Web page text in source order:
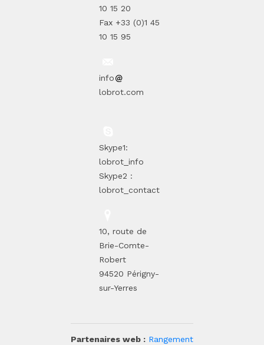
10 15 20
Fax +33 (0)1 45
10 15 95
info
lobrot.com
Skype1:
lobrot_info
Skype2 :
lobrot_contact
10, route de
Brie-Comte-
Robert
94520 Périgny-
sur-Yerres
Partenaires web : Rangement